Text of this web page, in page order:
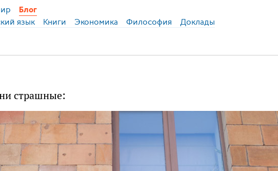
Блог
язык Книги Экономика Философия Доклады
страшные: